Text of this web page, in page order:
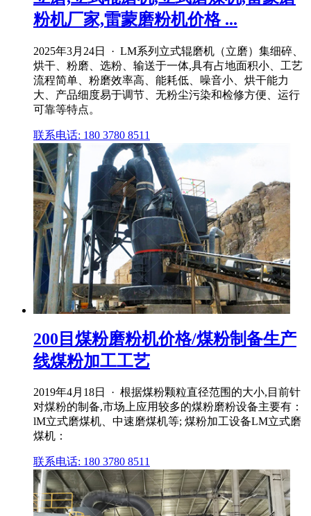
粉机厂家,雷蒙磨粉机价格 ...
2025年3月24日 · LM系列立式辊磨机（立磨）集细碎、
烘干、粉磨、选粉、输送于一体,具有占地面积小、工艺
流程简单、粉磨效率高、能耗低、噪音小、烘干能力
大、产品细度易于调节、无粉尘污染和检修方便、运行
可靠等特点。
联系电话: 180 3780 8511
200目煤粉磨粉机价格/煤粉制备生产
线煤粉加工工艺
2019年4月18日 · 根据煤粉颗粒直径范围的大小,目前针
对煤粉的制备,市场上应用较多的煤粉磨粉设备主要有：
lM立式磨煤机、中速磨煤机等; 煤粉加工设备LM立式磨
煤机：
联系电话: 180 3780 8511